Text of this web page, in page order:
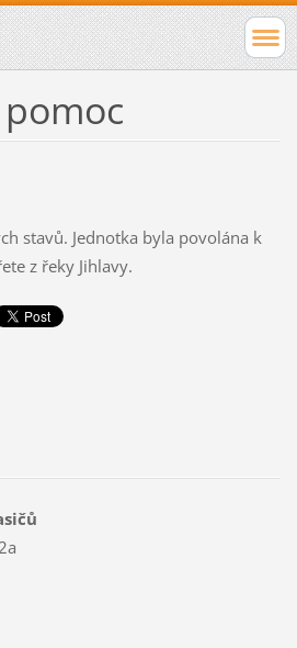
stavů. Jednotka byla povolána k
z řeky Jihlavy.